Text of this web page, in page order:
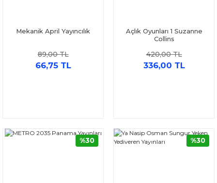
Mekanik April Yayıncılık
89,00 TL
66,75 TL
Açlık Oyunları 1 Suzanne
Collins
420,00 TL
336,00 TL
%30 %30